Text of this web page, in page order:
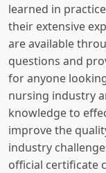
learned in
their extensive
are available
questions and
for anyone
nursing industry
knowledge to
improve the
industry
official certificate